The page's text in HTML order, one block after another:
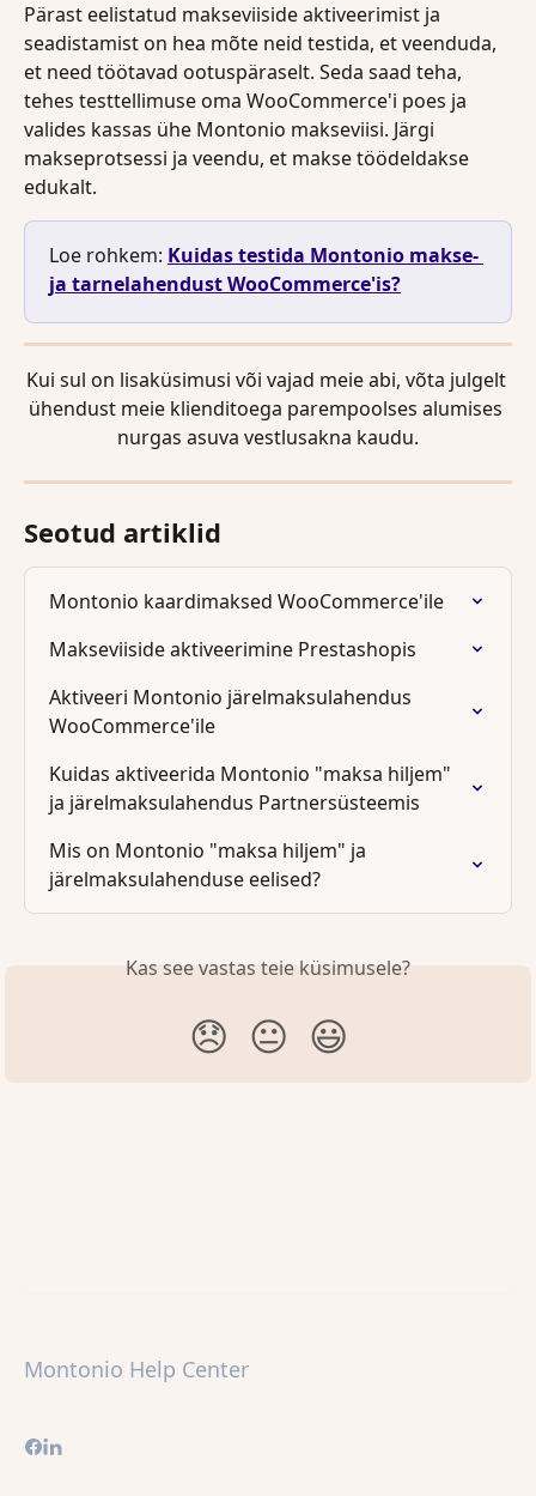
Pärast eelistatud makseviiside aktiveerimist ja
seadistamist on hea mõte neid testida, et veenduda,
et need töötavad ootuspäraselt. Seda saad teha,
tehes testtellimuse oma WooCommerce'i poes ja
valides kassas ühe Montonio makseviisi. Järgi
makseprotsessi ja veendu, et makse töödeldakse
edukalt.
Loe rohkem: Kuidas testida Montonio makse-
ja tarnelahendust WooCommerce'is?
Kui sul on lisaküsimusi või vajad meie abi, võta julgelt
ühendust meie klienditoega parempoolses alumises
nurgas asuva vestlusakna kaudu.
Seotud artiklid
Montonio kaardimaksed WooCommerce'ile
Makseviiside aktiveerimine Prestashopis
Aktiveeri Montonio järelmaksulahendus
WooCommerce'ile
Kuidas aktiveerida Montonio "maksa hiljem"
ja järelmaksulahendus Partnersüsteemis
Mis on Montonio "maksa hiljem" ja
järelmaksulahenduse eelised?
Kas see vastas teie küsimusele?
😞 😐 😃
Montonio Help Center